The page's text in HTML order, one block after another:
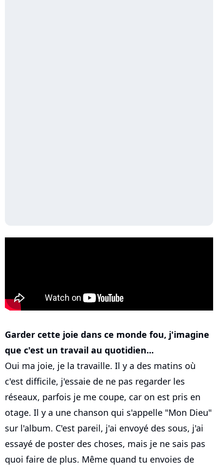
Garder cette joie dans ce monde fou, j'imagine
que c'est un travail au quotidien...
Oui ma joie, je la travaille. Il y a des matins où
c'est difficile, j'essaie de ne pas regarder les
réseaux, parfois je me coupe, car on est pris en
otage. Il y a une chanson qui s'appelle "Mon Dieu"
sur l'album. C'est pareil, j'ai envoyé des sous, j'ai
essayé de poster des choses, mais je ne sais pas
quoi faire de plus. Même quand tu envoies de